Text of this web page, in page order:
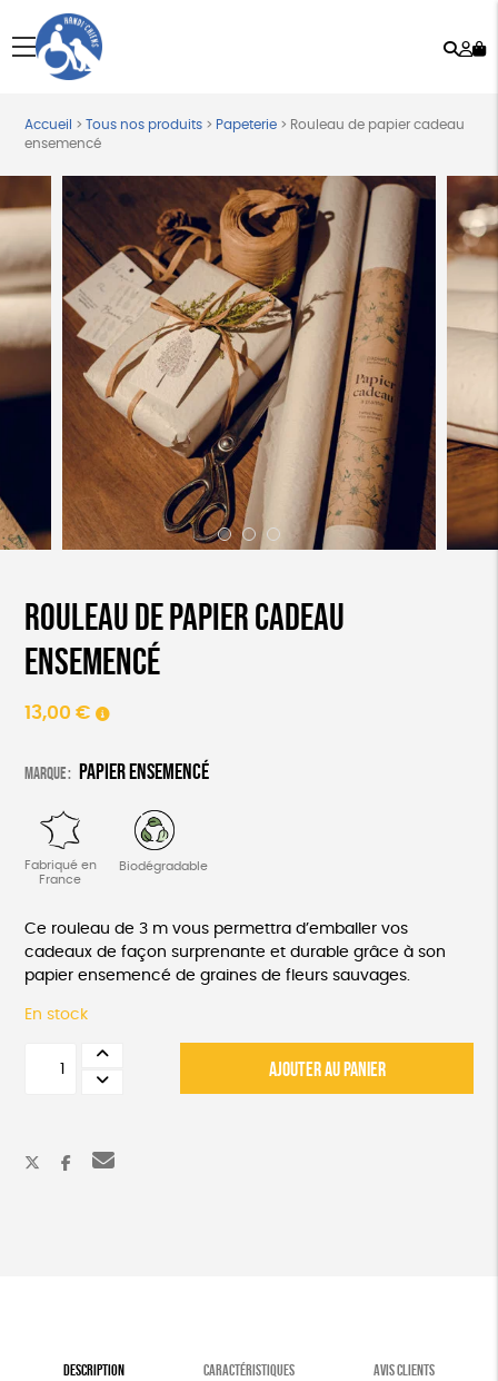
menu
Accueil > Tous nos produits> Papeterie> Rouleau de papier cadeau
ensemencé
Rouleau de papier cadeau
ensemencé
13,00 €
Marque : Papier ensemencé
Fabriqué en
France
Biodégradable
Ce rouleau de 3 m vous permettra d’emballer vos
cadeaux de façon surprenante et durable grâce à son
papier ensemencé de graines de fleurs sauvages.
En stock
ensemencé
AJOUTER AU PANIER
DESCRIPTION CARACTÉRISTIQUES AVIS CLIENTS